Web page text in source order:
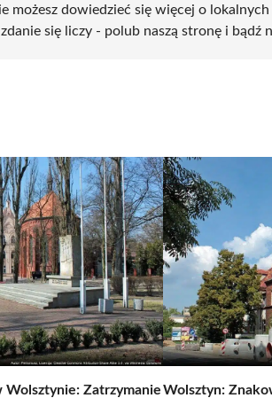
możesz dowiedzieć się więcej o
się liczy - polub naszą stronę i bądź
ZatrzymanieWolsztyn: